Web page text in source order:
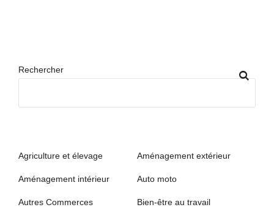
Rechercher
Agriculture et élevage Aménagement extérieur
Aménagement intérieur Auto moto
Autres Commerces Bien-être au travail